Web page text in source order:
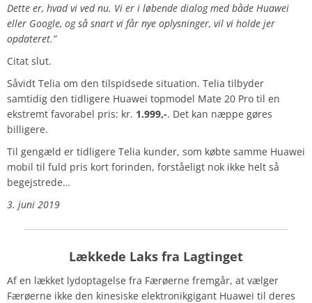
Dette er, hvad vi ved nu. Vi er i løbende dialog med både Huawei
eller Google, og så snart vi får nye oplysninger, vil vi holde jer
opdateret.”
Citat slut.
Såvidt Telia om den tilspidsede situation. Telia tilbyder
samtidig den tidligere Huawei topmodel Mate 20 Pro til en
ekstremt favorabel pris: kr. 1.999,-. Det kan næppe gøres
billigere.
Til gengæld er tidligere Telia kunder, som købte samme Huawei
mobil til fuld pris kort forinden, forståeligt nok ikke helt så
begejstrede…
3. juni 2019
Lækkede Laks fra Lagtinget
Af en lækket lydoptagelse fra Færøerne fremgår, at vælger
Færøerne ikke den kinesiske elektronikgigant Huawei til deres